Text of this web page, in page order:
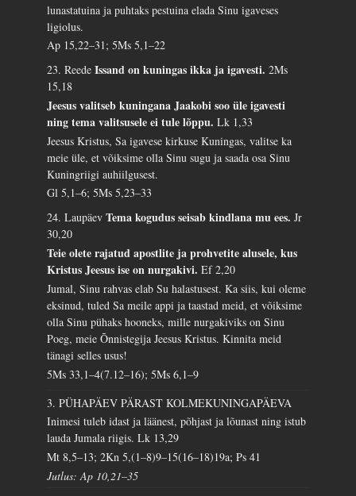
lunastatuina ja puhtaks pestuina elada Sinu igaveses
ligiolus.
Ap 15,22–31; 5Ms 5,1–22
23. ReedeIssand on kuningas ikka ja igavesti.2Ms
15,18
Jeesus valitseb kuningana Jaakobi soo üle igavesti
ning tema valitsusele ei tule lõppu.Lk 1,33
Jeesus Kristus, Sa igavese kirkuse Kuningas, valitse ka
meie üle, et võiksime olla Sinu sugu ja saada osa Sinu
Kuningriigi auhiilgusest.
Gl 5,1–6; 5Ms 5,23–33
24. LaupäevTema kogudus seisab kindlana mu ees.Jr
30,20
Teie olete rajatud apostlite ja prohvetite alusele, kus
Kristus Jeesus ise on nurgakivi.Ef 2,20
Jumal, Sinu rahvas elab Su halastusest. Ka siis, kui oleme
eksinud, tuled Sa meile appi ja taastad meid, et võiksime
olla Sinu pühaks hooneks, mille nurgakiviks on Sinu
Poeg, meie Õnnistegija Jeesus Kristus. Kinnita meid
tänagi selles usus!
5Ms 33,1–4(7.12–16); 5Ms 6,1–9
3. PÜHAPÄEV PÄRAST KOLMEKUNINGAPÄEVA
Inimesi tuleb idast ja läänest, põhjast ja lõunast ning istub
lauda Jumala riigis.Lk 13,29
Mt 8,5–13; 2Kn 5,(1–8)9–15(16–18)19a; Ps 41
Jutlus: Ap 10,21–35